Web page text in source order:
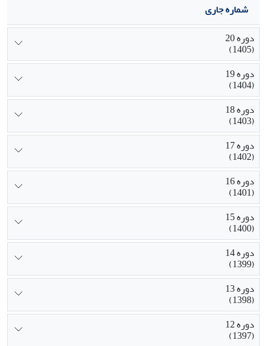
شماره جاری
دوره 20
(1405)
دوره 19
(1404)
دوره 18
(1403)
دوره 17
(1402)
دوره 16
(1401)
دوره 15
(1400)
دوره 14
(1399)
دوره 13
(1398)
دوره 12
(1397)